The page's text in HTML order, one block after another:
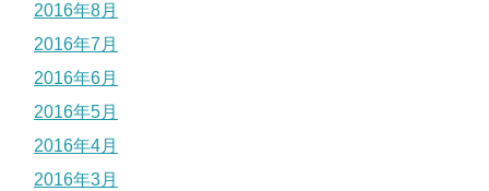
2016年8月
2016年7月
2016年6月
2016年5月
2016年4月
2016年3月